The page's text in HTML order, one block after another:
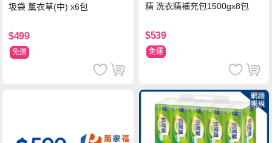
圾袋 薰衣草(中) x6包
$499
免運
精 洗衣精補充包1500gx8包
$539
免運